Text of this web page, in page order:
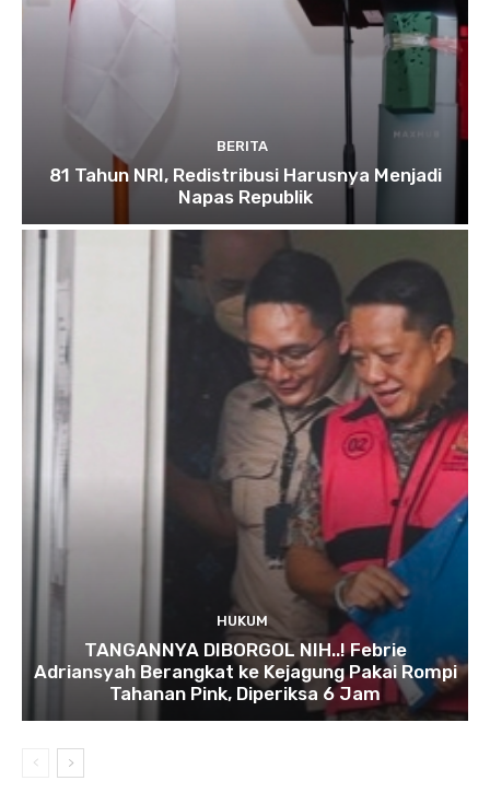
BERITA
81 Tahun NRI, Redistribusi Harusnya Menjadi
Napas Republik
HUKUM
TANGANNYA DIBORGOL NIH..! Febrie
Adriansyah Berangkat ke Kejagung Pakai Rompi
Tahanan Pink, Diperiksa 6 Jam